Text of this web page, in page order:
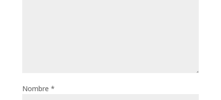
Nombre *